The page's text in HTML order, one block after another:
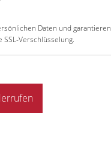
Daten und garantieren
Verschlüsselung.